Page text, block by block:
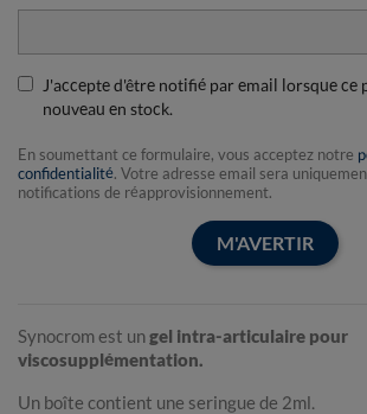
J'accepte d'être notifié par email lorsque ce
nouveau en stock.
En soumettant ce formulaire, vous acceptez notre
confidentialité. Votre adresse email sera
notifications de réapprovisionnement.
M'AVERTIR
Synocrom est ungel intra-articulaire pour
viscosupplémentation.
Un boîte contient une seringue de 2ml.